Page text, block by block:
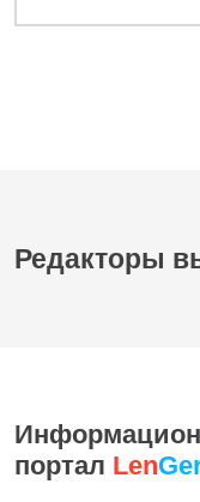
Редакторы
портал Len